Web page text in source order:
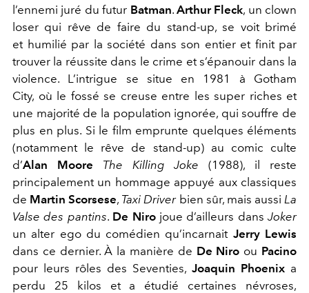
l’ennemi juré du futur Batman. Arthur Fleck, un clown
loser qui rêve de faire du stand-up, se voit brimé
et humilié par la société dans son entier et finit par
trouver la réussite dans le crime et s’épanouir dans la
violence. L’intrigue se situe en 1981 à Gotham
City, où le fossé se creuse entre les super riches et
une majorité de la population ignorée, qui souffre de
plus en plus. Si le film emprunte quelques éléments
(notamment le rêve de stand-up) au comic culte
d’Alan Moore The Killing Joke (1988), il reste
principalement un hommage appuyé aux classiques
de Martin Scorsese, Taxi Driver bien sûr, mais aussi La
Valse des pantins. De Nirojoue d’ailleurs dans Joker
un alter ego du comédien qu’incarnait Jerry Lewis
dans ce dernier. À la manière de De Niro ou Pacino
pour leurs rôles des Seventies, Joaquin Phoenix a
perdu 25 kilos et a étudié certaines névroses,